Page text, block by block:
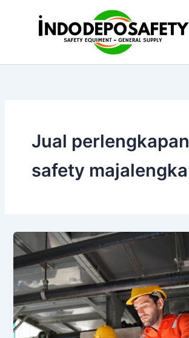
Jual perlengkapan
safety majalengka